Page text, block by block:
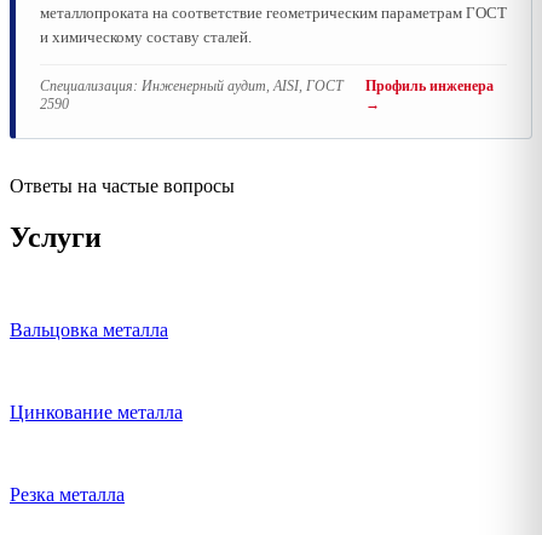
металлопроката на соответствие геометрическим параметрам ГОСТ
и химическому составу сталей.
Специализация: Инженерный аудит, AISI, ГОСТ
2590
Профиль инженера
→
Ответы на частые вопросы
Услуги
Вальцовка металла
Цинкование металла
Резка металла